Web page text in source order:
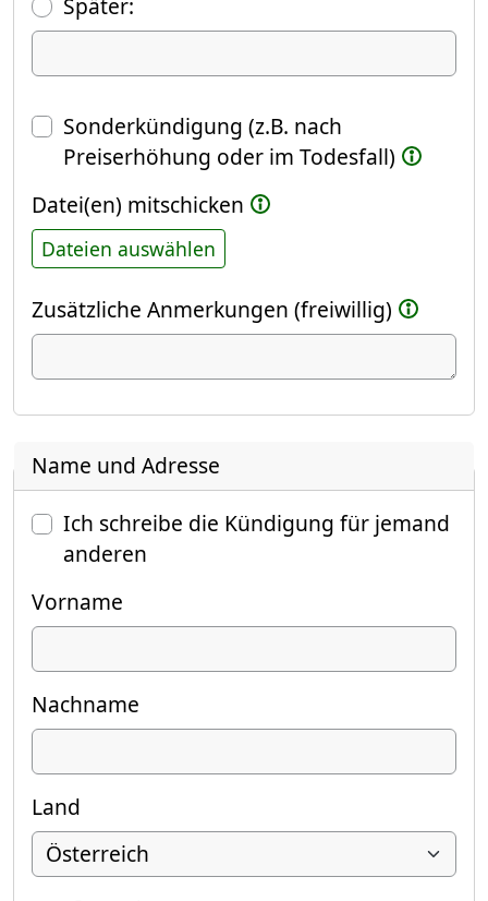
Datum
Sonderkündigung (z.B. nach
Preiserhöhung oder im Todesfall)
Datei(en) mitschicken
Dateien auswählen
Zusätzliche Anmerkungen (freiwillig)
Name und Adresse
Ich schreibe die Kündigung für jemand
anderen
Vorname
Nachname
Land